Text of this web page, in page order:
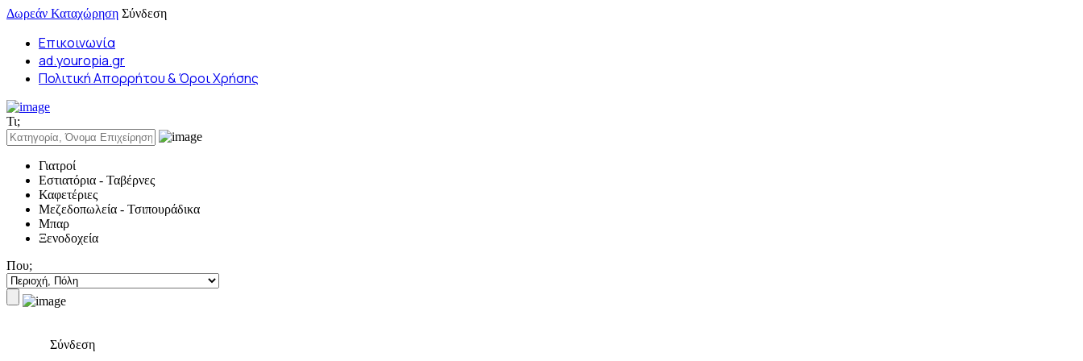
Δωρεάν Καταχώρηση Σύνδεση
Επικοινωνία
ad.youropia.gr
Πολιτική Απορρήτου & Όροι Χρήσης
Τι;
Γιατροί
Εστιατόρια - Ταβέρνες
Καφετέριες
Μεζεδοπωλεία - Τσιπουράδικα
Μπαρ
Ξενοδοχεία
Που;
Σύνδεση